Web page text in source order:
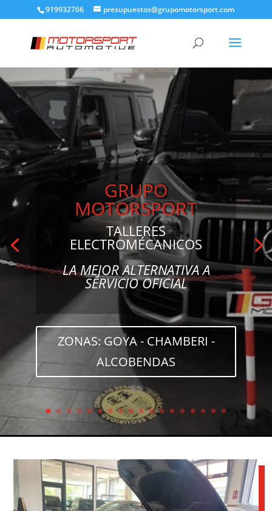
919932766 presupuestos@grupomotorsport.com
TALLERES
ESPECIALIZADOS
MADRID Y ALCOBENDAS
LA MEJOR ALTERNATIVA AL
SERVICIO OFICIAL
DIAGNOSIS AVANZADA